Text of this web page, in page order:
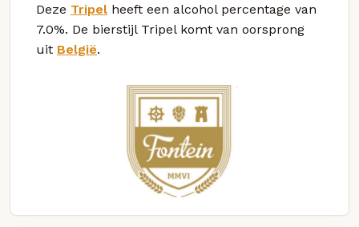
Deze Tripel heeft een alcohol percentage van
7.0%. De bierstijl Tripel komt van oorsprong
uit België.